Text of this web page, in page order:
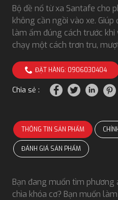
Bộ đề nổ từ xa Santafe cho
không cần ngồi vào xe.
làm ấm đúng cách trước khi
chạy một cách trơn tru,
ĐẶT HÀNG: 0906030404
Chia sẻ :
THÔNG TIN SẢN PHẨM
ĐÁNH GIÁ SẢN PHẨM
Bạn đang muốn tìm
chìa khóa cơ? Bạn muốn